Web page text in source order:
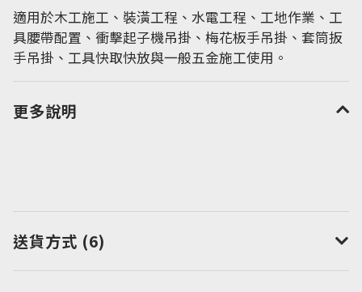
適用於木工施工、裝潢工程、水電工程、工地作業、工
具腰帶配置、衝擊起子機吊掛、梅花板手吊掛、套筒扳
手吊掛、工具快取快放與一般五金施工使用。
更多說明
送貨方式 (6)